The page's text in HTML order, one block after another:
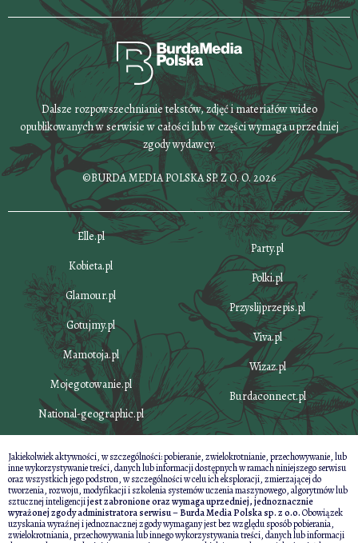
Dalsze rozpowszechnianie tekstów, zdjęć i materiałów wideo
opublikowanych w serwisie w całości lub w części wymaga uprzedniej
zgody wydawcy.
©BURDA MEDIA POLSKA SP. Z O. O. 2026
Elle.pl
Kobieta.pl
Glamour.pl
Gotujmy.pl
Mamotoja.pl
Mojegotowanie.pl
National-geographic.pl
Party.pl
Polki.pl
Przyslijprzepis.pl
Viva.pl
Wizaz.pl
Burdaconnect.pl
Jakiekolwiek aktywności, w szczególności: pobieranie, zwielokrotnianie, przechowywanie, lub
inne wykorzystywanie treści, danych lub informacji dostępnych w ramach niniejszego serwisu
oraz wszystkich jego podstron, w szczególności w celu ich eksploracji, zmierzającej do
tworzenia, rozwoju, modyfikacji i szkolenia systemów uczenia maszynowego, algorytmów lub
sztucznej inteligencjijest zabronione oraz wymaga uprzedniej, jednoznacznie
wyrażonej zgody administratora serwisu – Burda Media Polska sp. z o.o.Obowiązek
uzyskania wyraźnej i jednoznacznej zgody wymagany jest bez względu sposób pobierania,
zwielokrotniania, przechowywania lub innego wykorzystywania treści, danych lub informacji